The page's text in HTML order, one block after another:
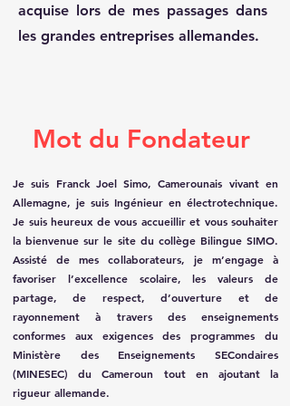
acquise lors de mes passages dans
les grandes entreprises allemandes.
Mot du Fondateur
Je suis Franck Joel Simo, Camerounais vivant en
Allemagne, je suis Ingénieur en électrotechnique.
Je suis heureux de vous accueillir et vous souhaiter
la bienvenue sur le site du collège Bilingue SIMO.
Assisté de mes collaborateurs, je m’engage à
favoriser l’excellence scolaire, les valeurs de
partage, de respect, d’ouverture et de
rayonnement à travers des enseignements
conformes aux exigences des programmes du
Ministère des Enseignements SECondaires
(MINESEC) du Cameroun tout en ajoutant la
rigueur allemande.